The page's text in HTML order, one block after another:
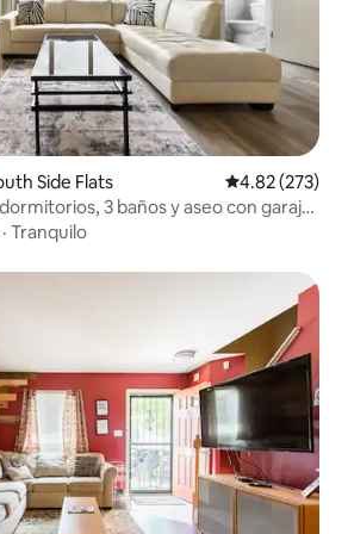
Side Flats Calificación
4.82 (273)
3 baños y aseo con garaje
· Tranquilo